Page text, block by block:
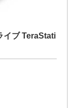
イブ TeraStati